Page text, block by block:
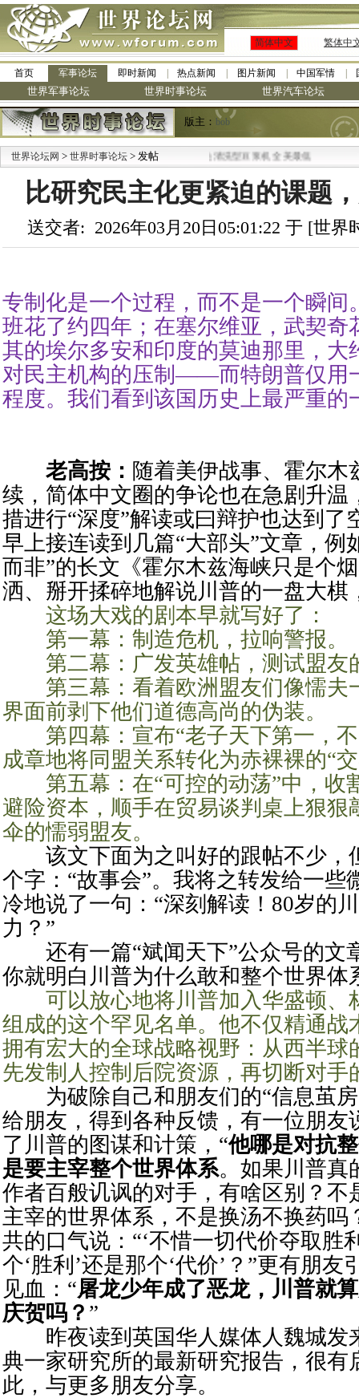
简体中文 繁体中
首页 军事论坛 即时新闻 热点新闻 图片新闻 中国军情
世界军事论坛 世界时事论坛 世界汽车论坛
版主： bob
世界论坛网 > 世界时事论坛 > 发帖
·九阳全新免清洗型豆浆机 全美最低
比研究民主化更紧迫的课题
送交者: 2026年03月20日05:01:22 于 [世
专制化是一个过程，而不是一个瞬间
班花了约四年；在塞尔维亚，武契奇
其的埃尔多安和印度的莫迪那里，大
对民主机构的压制——而特朗普仅用
程度。我们看到该国历史上最严重的
老高按： 随着美伊战事、霍尔木
续，简体中文圈的争论也在急剧升温
措进行“深度”解读或曰辩护也达到了
早上接连读到几篇“大部头”文章，例
而非”的长文《霍尔木兹海峡只是个
洒、掰开揉碎地解说川普的一盘大棋
这场大戏的剧本早就写好了：
第一幕：制造危机，拉响警报。
第二幕：广发英雄帖，测试盟友
第三幕：看着欧洲盟友们像懦夫
界面前剥下他们道德高尚的伪装。
第四幕：宣布“老子天下第一，不
成章地将同盟关系转化为赤裸裸的“
第五幕：在“可控的动荡”中，收
避险资本，顺手在贸易谈判桌上狠狠
伞的懦弱盟友。
该文下面为之叫好的跟帖不少，
个字：“故事会”。我将之转发给一些
冷地说了一句：“深刻解读！80岁的
力？”
还有一篇“斌闻天下”公众号的文
你就明白川普为什么敢和整个世界体
可以放心地将川普加入华盛顿、
组成的这个罕见名单。他不仅精通战
拥有宏大的全球战略视野：从西半球
先发制人控制后院资源，再切断对
为破除自己和朋友们的“信息茧房
给朋友，得到各种反馈，有一位朋友
了川普的图谋和计策，“他哪是对抗
是要主宰整个世界体系。如果川普真
作者百般讥讽的对手，有啥区别？不
主宰的世界体系，不是换汤不换药吗
共的口气说：“‘不惜一切代价夺取
个‘胜利’还是那个‘代价’？”更有朋友
见血：“屠龙少年成了恶龙，川普就
庆贺吗？ ”
昨夜读到英国华人媒体人魏城发
典一家研究所的最新研究报告，很有
此，与更多朋友分享。